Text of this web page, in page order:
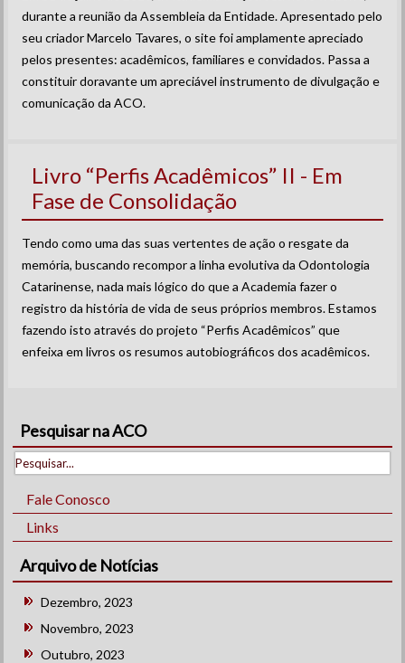
durante a reunião da Assembleia da Entidade. Apresentado pelo
seu criador Marcelo Tavares, o site foi amplamente apreciado
pelos presentes: acadêmicos, familiares e convidados. Passa a
constituir doravante um apreciável instrumento de divulgação e
comunicação da ACO.
Livro “Perfis Acadêmicos” II - Em
Fase de Consolidação
Tendo como uma das suas vertentes de ação o resgate da
memória, buscando recompor a linha evolutiva da Odontologia
Catarinense, nada mais lógico do que a Academia fazer o
registro da história de vida de seus próprios membros. Estamos
fazendo isto através do projeto “Perfis Acadêmicos” que
enfeixa em livros os resumos autobiográficos dos acadêmicos.
Pesquisar na ACO
Fale Conosco
Links
Arquivo de Notícias
Dezembro, 2023
Novembro, 2023
Outubro, 2023